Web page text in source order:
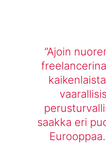
Ajoin
saakka eri